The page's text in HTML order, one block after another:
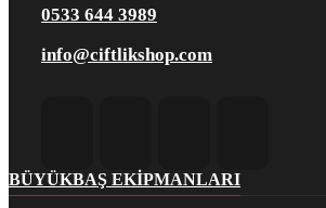
0533 644 3989
info@ciftlikshop.com
BÜYÜKBAŞ EKIPMANLARI